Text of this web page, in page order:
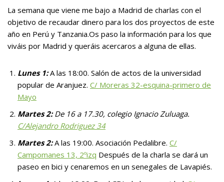
La semana que viene me bajo a Madrid de charlas con el
objetivo de recaudar dinero para los dos proyectos de este
año en Perú y Tanzania.Os paso la información para los que
viváis por Madrid y queráis acercaros a alguna de ellas.
Lunes 1:A las 18:00. Salón de actos de la universidad
popular de Aranjuez. C/ Moreras 32-esquina-primero de
Mayo
Martes 2:De 16 a 17.30, colegio Ignacio Zuluaga.
C/Alejandro Rodriguez 34
Martes 2:A las 19:00. Asociación Pedalibre. C/
Campomanes 13, 2ºizq Después de la charla se dará un
paseo en bici y cenaremos en un senegales de Lavapiés.